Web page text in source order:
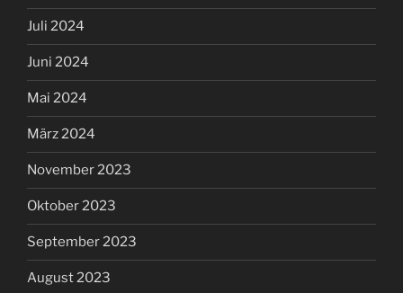
Juli 2024
Juni 2024
Mai 2024
März 2024
November 2023
Oktober 2023
September 2023
August 2023